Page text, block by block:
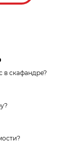
в скафандре?